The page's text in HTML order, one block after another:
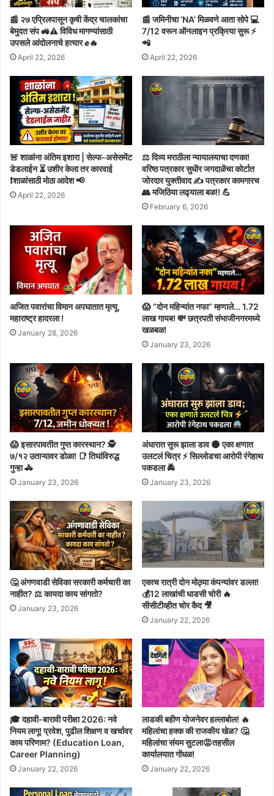
📰 २७ एप्रिलपासून कृषी केंद्र चालकांचा
बेमुदत संप 🚜⚠️ विविध मागण्यांसाठी
उपसले आंदोलनाचे हत्यार ✊🔥
April 22, 2026
📰 जमिनीचा ‘NA’ मिळवणे आता सोपे 💻
7/12 वरून ऑनलाइन प्रक्रिया सुरू ⚡
📲
April 22, 2026
🚨 शाळांना अंतिम इशारा | सेल्फ-असेसमेंट
डेडलाईन ⏳ उशीर केला तर कारवाई
❗शाळांसाठी मोठा आदेश 📢
April 22, 2026
⚖️ दिव्य मराठीला न्यायालयाचा दणका!
वरिष्ठ पत्रकार सुधीर जगदाळेंचा कोर्टात
जोरदार युक्तीवाद ✍️ पत्रकार कामगारच
👥 मजिठिया लढ्याला बळ!! 💪
February 6, 2026
अजित पवारांचा विमान अपघातात मृत्यू,
महाराष्ट्र हादरला !
January 28, 2026
😱 “दोन महिन्यांत नफा” म्हणाले… 1.72
लाख गायब! 💸 छत्रपती संभाजीनगरमध्ये
खळबळ!
January 23, 2026
😱 इसारपावतीत गुप्त कारस्थान? 🕵️
७/१२ उताऱ्यावर डोळा! 📑 तिघांविरुद्ध
गुन्हा 🚓
January 23, 2026
अंधारात सुरू झाला डाव 🌑 एका क्षणात
उलटलं चित्र ⚡ सिल्लोडचा आरोपी रंगेहाथ
पकडला 🚔
January 23, 2026
🤔 अंगणवाडी सेविका सरकारी कर्मचारी का
नाहीत? ⚖️ कायदा काय सांगतो?
January 23, 2026
एकाच रात्री दोन मोठ्या कंपन्यांवर डल्ला!
💰12 लाखांची धाडसी चोरी 🔥
सीसीटीव्हीत चोर कैद 🎥
January 22, 2026
🎓 दहावी-बारावी परीक्षा 2026: नवे
नियम लागू! प्रवेश, पुढील शिक्षण व खर्चावर
काय परिणाम? (Education Loan,
Career Planning)
January 22, 2026
लाडकी बहीण योजनेवर हल्लाबोल! 🔥
महिलांचा हक्क की राजकीय खेळ? 🤔
महिलांचा संयम सुटला😡तहसील
कार्यालयात गोंधळ!
January 22, 2026